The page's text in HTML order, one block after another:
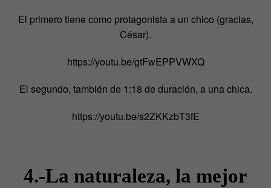
El primero tiene como protagonista a un chico (gracias,
César).
https://youtu.be/gtFwEPPVWXQ
El segundo, también de 1:18 de duración, a una chica.
https://youtu.be/s2ZKKzbT3fE
4.-La naturaleza, la mejor